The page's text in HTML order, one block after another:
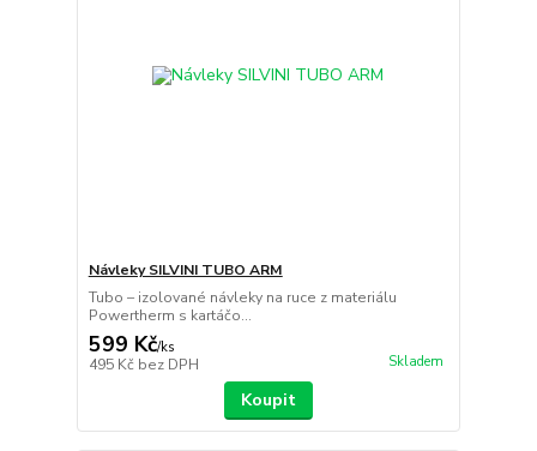
Návleky SILVINI TUBO ARM
Tubo – izolované návleky na ruce z materiálu
Powertherm s kartáčo...
599 Kč/ks
495 Kč bez DPH Skladem
Koupit